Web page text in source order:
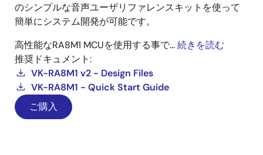
のシンプルな音声ユーザリファレンスキットを使って
簡単にシステム開発が可能です。
高性能なRA8M1 MCUを使用する事で...続きを読む
推奨ドキュメント:
VK-RA8M1 v2 - Design Files
VK-RA8M1 - Quick Start Guide
ご購入